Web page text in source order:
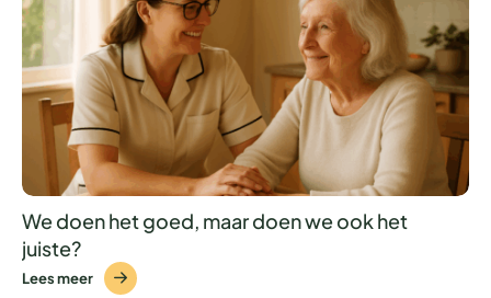
We doen het goed, maar doen we ook het
juiste?
Lees meer